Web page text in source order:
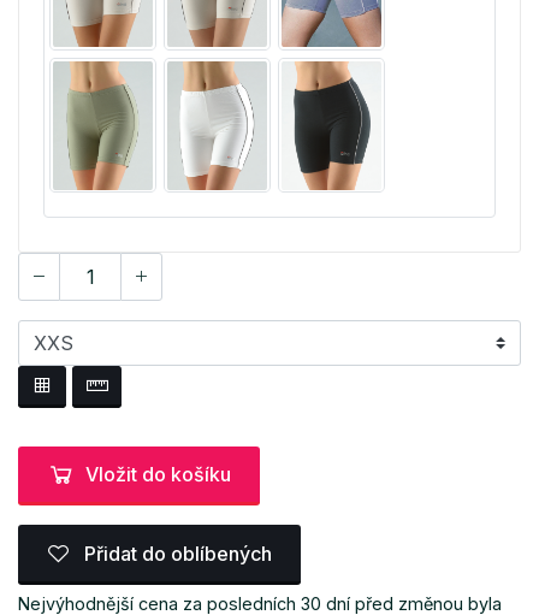
Vložit do košíku
Přidat do oblíbených
Nejvýhodnější cena za posledních 30 dní před změnou byla